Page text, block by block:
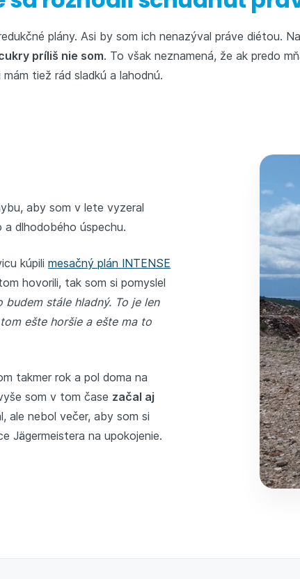
plány. Asi by som ich nenazýval práve diétou.
príliš nie som. To však neznamená, že ak predo
tiež rád sladkú a lahodnú.
aby som v lete vyzeral
dlhodobého úspechu.
kúpili mesačný plán INTENSE
hovorili, tak som si pomyslel
budem stále hladný. To je len
ešte horšie a ešte ma to
takmer rok a pol doma na
som v tom čase začal aj
ale nebol večer, aby som si
Jägermeistera na upokojenie.